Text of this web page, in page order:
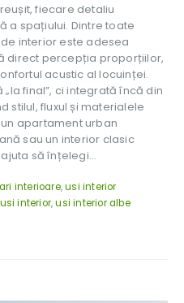
fiecare detaliu
a spațiului. Dintre toate
interior este adesea
direct percepția proporțiilor,
acustic al locuinței.
final”, ci integrată încă din
stilul, fluxul și materialele
apartament urban
sau un interior clasic
să înțelegi...
interioare,usi interior
usi interior,usi interior albe